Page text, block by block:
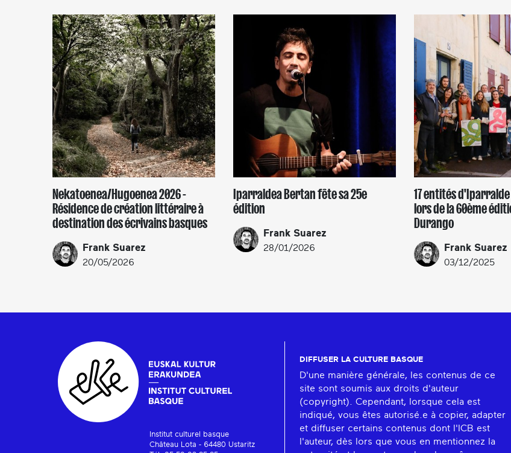
Nekatoenea/Hugoenea 2026 -
Résidence de création littéraire à
destination des écrivains basques
Frank Suarez
20/05/2026
Iparraldea Bertan fête sa 25e
édition
Frank Suarez
28/01/2026
17 entités
lors de la 60ème
Durango
Frank Suarez
03/12/2025
Institut culturel basque
Château Lota - 64480 Ustaritz
DIFFUSER LA CULTURE BASQUE
D'une manière générale, les contenus de ce
site sont soumis aux droits d'auteur
(copyright). Cependant, lorsque cela est
indiqué, vous êtes autorisé.e à copier, adapter
et diffuser certains contenus dont l'ICB est
l'auteur, dès lors que vous en mentionnez la